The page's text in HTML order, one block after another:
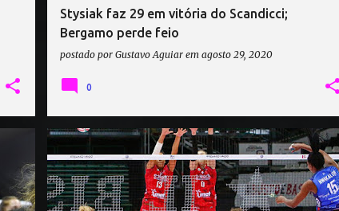
Stysiak faz 29 em vitória do Scandicci;
Bergamo perde feio
postado por Gustavo Aguiar em agosto 29, 2020
0
CAMPEONATO ITALIANO DE VÔLEI +2